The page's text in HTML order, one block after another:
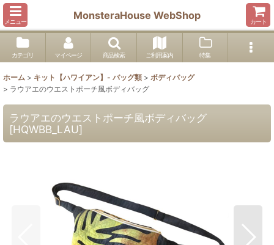
メニュー
MonsteraHouse WebShop
カート
カテゴリ マイページ 商品検索 ご利用案内 特集
ホーム > キット【ハワイアン】- バッグ類 > ボディバッグ
> ラウアエのウエストポーチ風ボディバッグ
ラウアエのウエストポーチ風ボディバッグ
[HQWBB_LAU]